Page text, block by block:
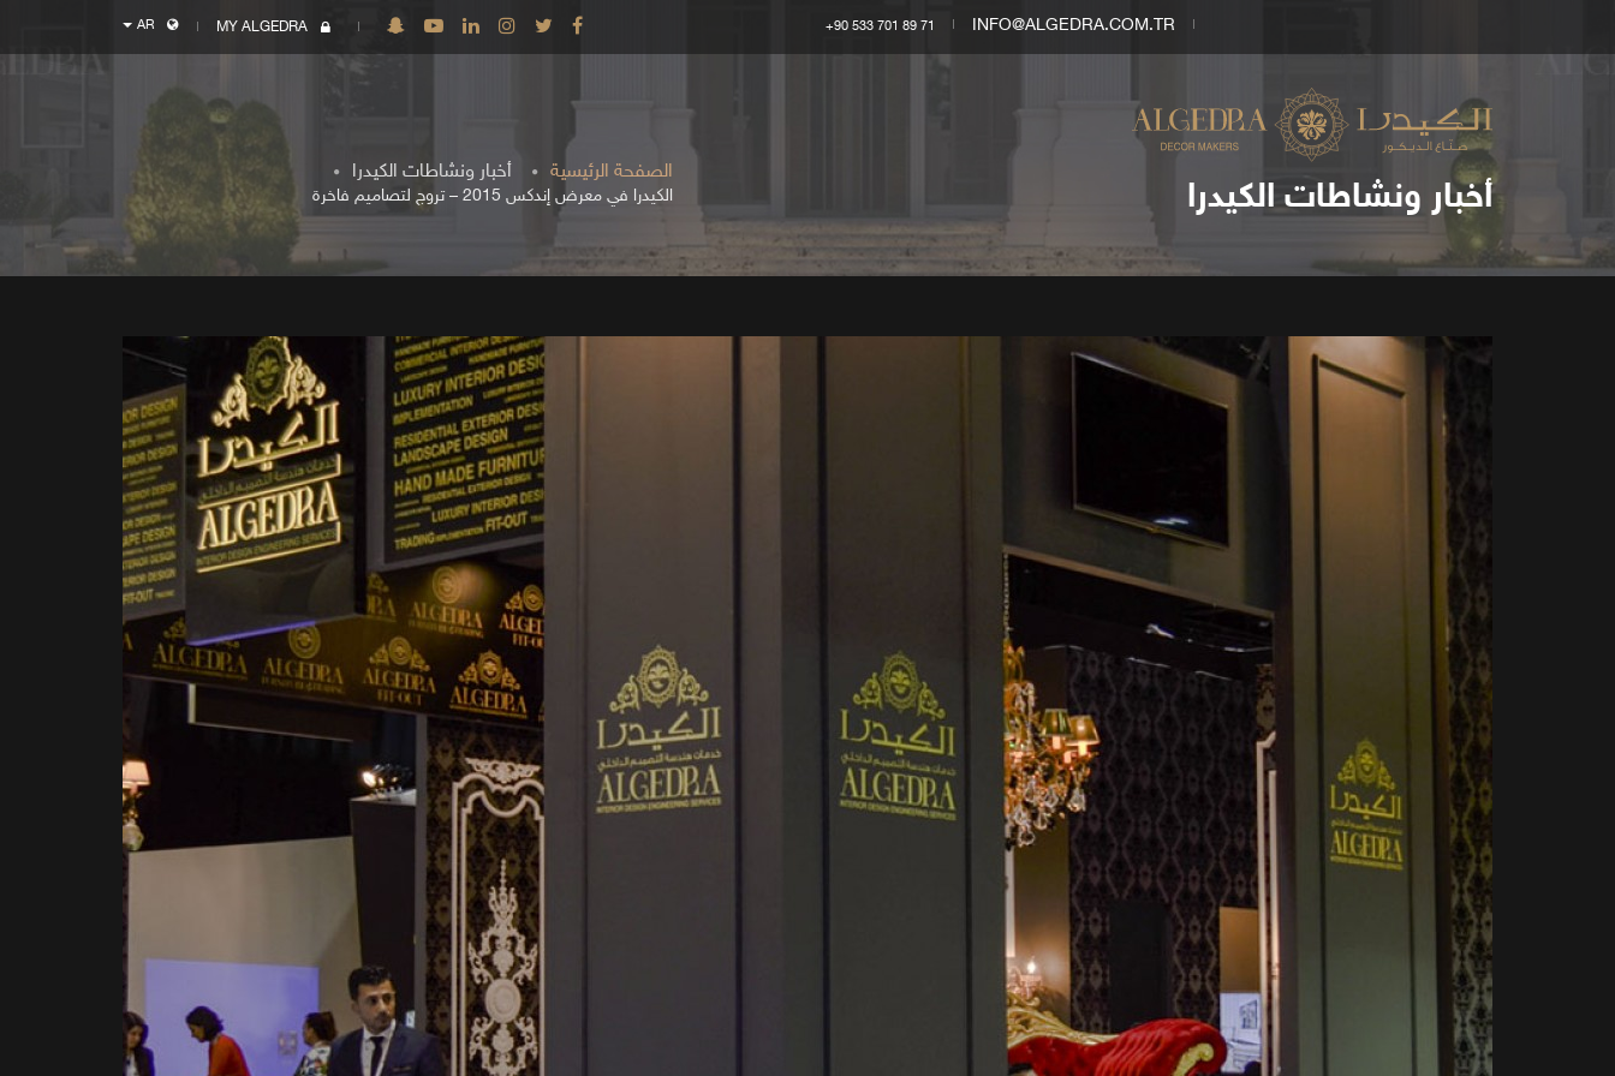
+90 533 701 89 71 INFO@ALGEDRA.COM.TR
MY ALGEDRA
أخبار ونشاطات الكيدرا
الصفحة الرئيسية أخبار ونشاطات الكيدرا
الكيدرا في معرض إندكس 2015 – تروج لتصاميم فاخرة